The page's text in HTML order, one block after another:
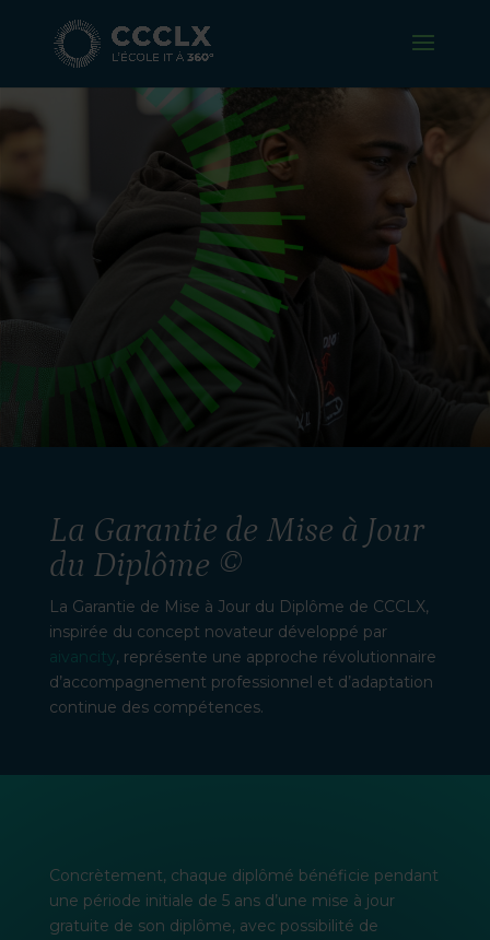
La Garantie de Mise à Jour
du Diplôme ©
La Garantie de Mise à Jour du Diplôme de CCCLX,
inspirée du concept novateur développé par
aivancity , représente une approche révolutionnaire
d’accompagnement professionnel et d’adaptation
continue des compétences.
Concrètement, chaque diplômé bénéficie pendant
une période initiale de 5 ans d’une mise à jour
gratuite de son diplôme, avec possibilité de